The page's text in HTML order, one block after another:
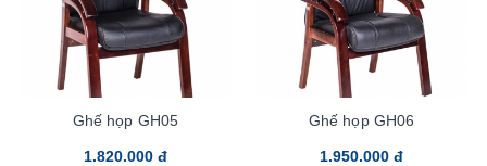
Ghế họp GH05
1.820.000 đ
Ghế họp GH06
1.950.000 đ